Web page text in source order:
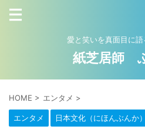
愛と笑いを真面目に語
紙芝居師
HOME > エンタメ >
エンタメ 日本文化（にほんぶんか）